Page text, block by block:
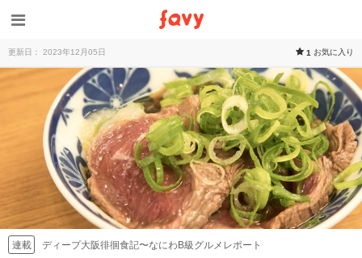
更新日： 2023年12月05日 1 お気に入り
連載 ディープ大阪徘徊食記〜なにわB級グルメレポート